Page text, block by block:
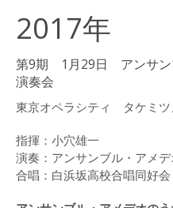
Q&A
白浜坂高校合唱同好
会 演奏会
「歌おう！いつの日
白浜坂高校音楽祭
（2015）
演奏曲目・各団紹介
2017年
第9期 1月29日 アンサン
演奏会
東京オペラシティ タケミツ
指揮：小穴雄一
演奏：アンサンブル・アメデ
合唱：白浜坂高校合唱同好会